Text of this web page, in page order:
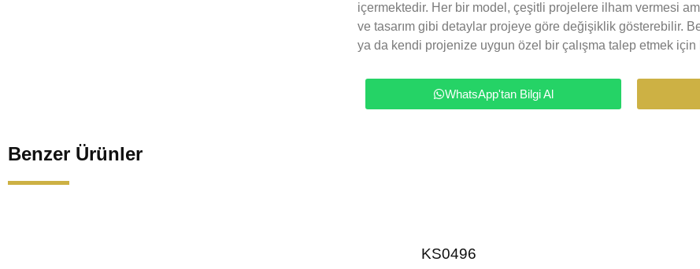
içermektedir. Her bir model, çeşitli projelere ilham vermesi
ve tasarım gibi detaylar projeye göre değişiklik gösterebilir.
ya da kendi projenize uygun özel bir çalışma talep etmek
WhatsApp'tan Bilgi Al
Benzer Ürünler
KS0496